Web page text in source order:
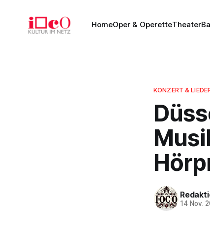
HomeOper & OperetteTheater
KONZERT &
14 Nov.